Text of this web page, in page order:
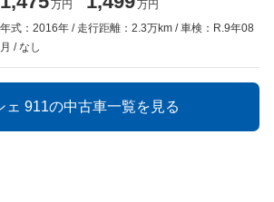
万円
万円
年式：2016年
走行距離：2.3万km
車検：R.9年08
月
なし
ェ 911の中古車一覧を見る